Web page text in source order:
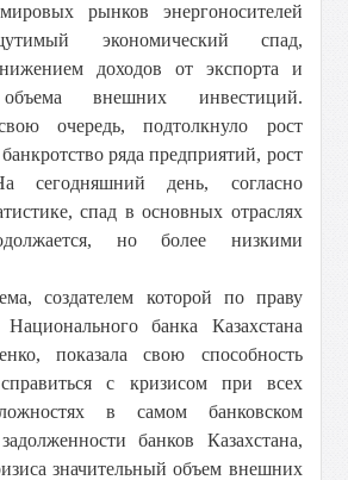
рынков энергоносителей
экономический спад,
доходов от экспорта и
внешних инвестиций.
очередь, подтолкнуло рост
ряда предприятий, рост
сегодняшний день, согласно
спад в основных отраслях
но более низкими
создателем которой по праву
Национального банка Казахстана
показала свою способность
справиться с кризисом при всех
в самом банковском
банков Казахстана,
значительный объем внешних